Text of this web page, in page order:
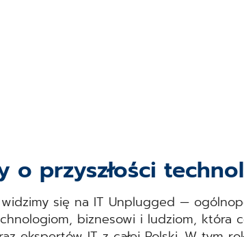
o przyszłości
się na IT Unplugged —
biznesowi i ludziom, która